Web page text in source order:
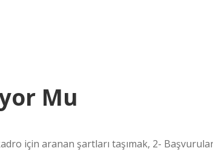
Mu
için aranan şartları taşımak, 2-